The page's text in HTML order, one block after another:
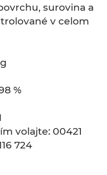
surovina a
v celom
%
volajte: 00421
724